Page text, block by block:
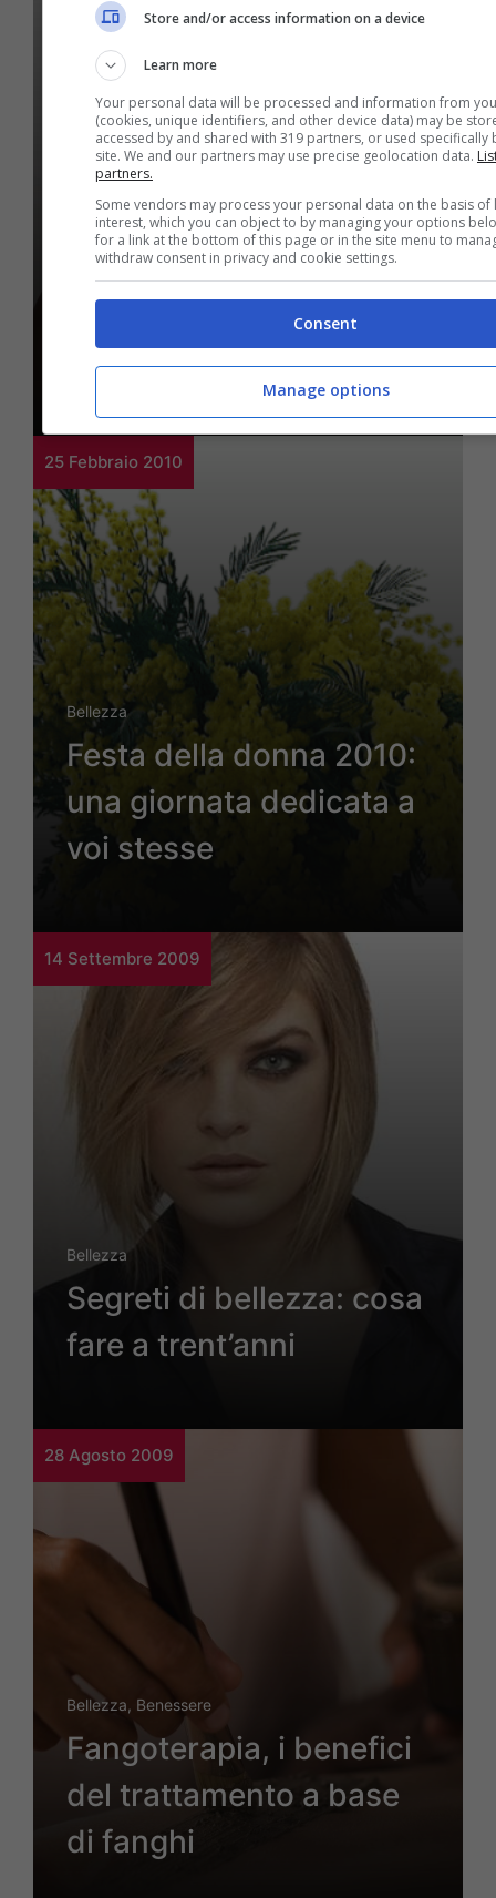
Bellezza
Per cambiare look senza
stravolgerlo puoi
scegliere un nuovo
colore per la tua chioma
25 Febbraio 2010
Bellezza
Festa della donna 2010:
una giornata dedicata a
voi stesse
14 Settembre 2009
Bellezza
Segreti di bellezza: cosa
fare a trent’anni
28 Agosto 2009
Bellezza, Benessere
Fangoterapia, i benefici
del trattamento a base
di fanghi
Store and/or access information on a device
Learn more
Your personal data will be processed and information from
(cookies, unique identifiers, and other device data) may be
accessed by and shared with 319 partners, or used specifically
site. We and our partners may use precise geolocation data.
partners.
Some vendors may process your personal data on the basis of
interest, which you can object to by managing your options
for a link at the bottom of this page or in the site menu to
withdraw consent in privacy and cookie settings.
Consent
Manage options